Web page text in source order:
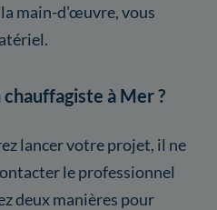
main-d'œuvre, vous
à Mer ?
lancer votre projet, il ne
le professionnel
deux manières pour